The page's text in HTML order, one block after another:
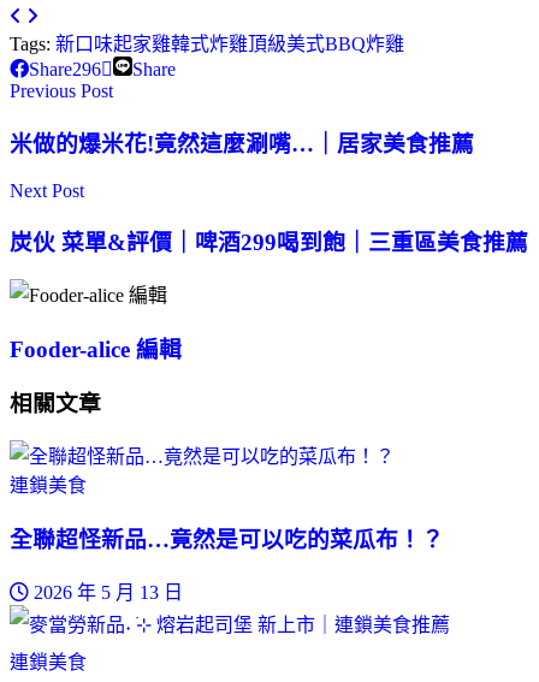
Tags: 新口味起家雞韓式炸雞頂級美式BBQ炸雞
Share296
Share
Previous Post
米做的爆米花!竟然這麼涮嘴…｜居家美食推薦
Next Post
炭伙 菜單&評價｜啤酒299喝到飽｜三重區美食推薦
Fooder-alice 編輯
相關文章
連鎖美食
全聯超怪新品…竟然是可以吃的菜瓜布！？
2026 年 5 月 13 日
連鎖美食